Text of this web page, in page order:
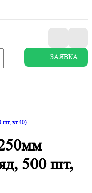
ЗАЯВКА
шт, вт.40)
500 шт,